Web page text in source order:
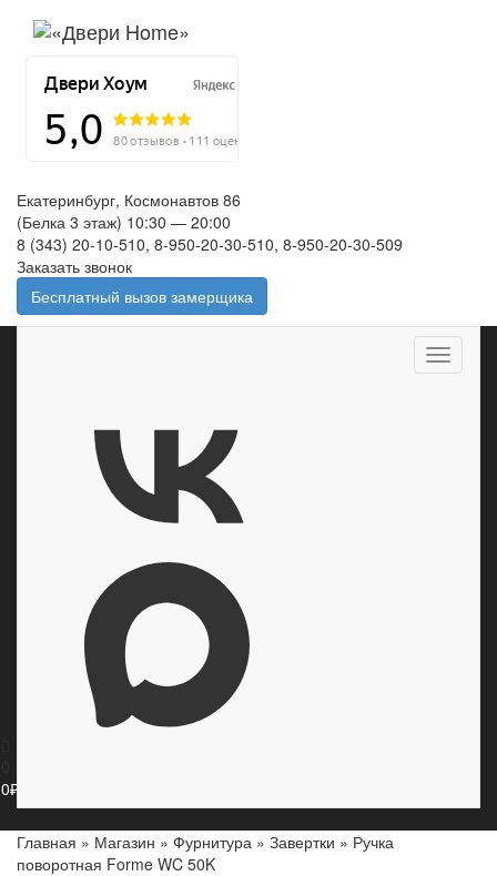
Екатеринбург, Космонавтов 86
(Белка 3 этаж) 10:30 — 20:00
8 (343) 20-10-510, 8-950-20-30-510, 8-950-20-30-509
Заказать звонок
Бесплатный вызов замерщика
Меню
0₽
Главная » Магазин » Фурнитура » Завертки » Ручка
поворотная Forme WC 50K